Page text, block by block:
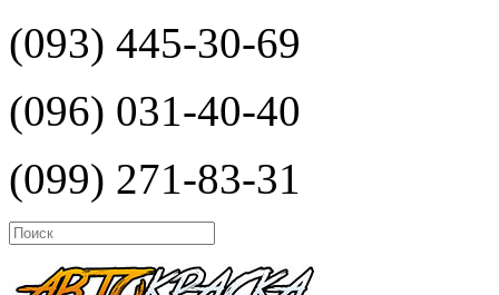
(093) 445-30-69
(096) 031-40-40
(099) 271-83-31